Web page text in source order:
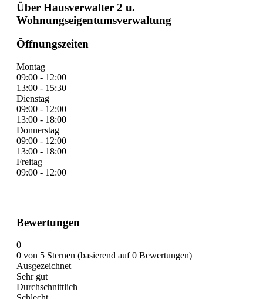
Über Hausverwalter 2 u.
Wohnungseigentumsverwaltung
Öffnungszeiten
Montag
09:00 - 12:00
13:00 - 15:30
Dienstag
09:00 - 12:00
13:00 - 18:00
Donnerstag
09:00 - 12:00
13:00 - 18:00
Freitag
09:00 - 12:00
Bewertungen
0
0 von 5 Sternen (basierend auf 0 Bewertungen)
Ausgezeichnet
Sehr gut
Durchschnittlich